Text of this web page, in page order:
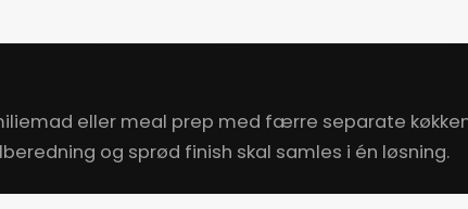
eller meal prep med færre separate
og sprød finish skal samles i én løsning.